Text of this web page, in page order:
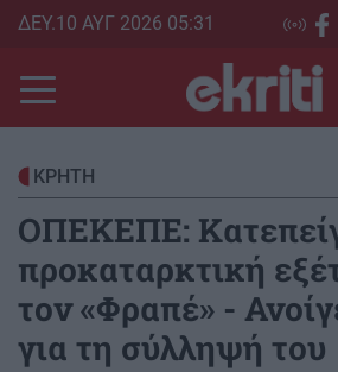
Skip
main
content
ΔΕΥ.10 ΑΥΓ 2026 05:31
ΚΡΗΤΗ
ΟΠΕΚΕΠΕ:
προκαταρκτική
τον «Φραπέ» -
για τη σύλληψή του